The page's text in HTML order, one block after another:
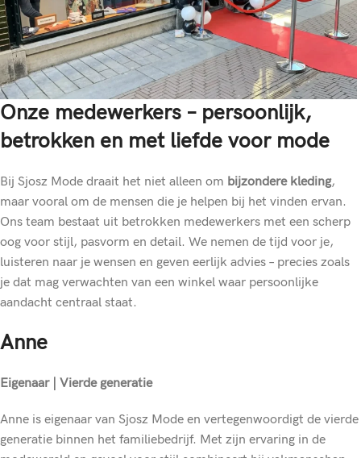
Onze medewerkers – persoonlijk,
betrokken en met liefde voor mode
Bij Sjosz Mode draait het niet alleen om bijzondere kleding,
maar vooral om de mensen die je helpen bij het vinden ervan.
Ons team bestaat uit betrokken medewerkers met een scherp
oog voor stijl, pasvorm en detail. We nemen de tijd voor je,
luisteren naar je wensen en geven eerlijk advies – precies zoals
je dat mag verwachten van een winkel waar persoonlijke
aandacht centraal staat.
Anne
Eigenaar | Vierde generatie
Anne is eigenaar van Sjosz Mode en vertegenwoordigt de vierde
generatie binnen het familiebedrijf. Met zijn ervaring in de